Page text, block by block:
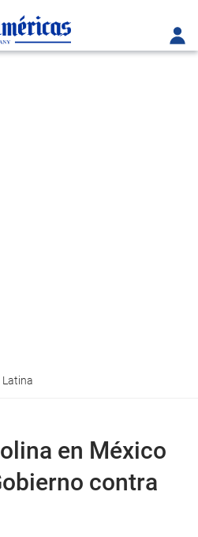
Latina
en México
contra